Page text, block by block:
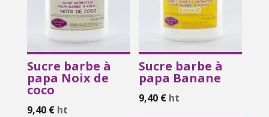
Sucre barbe à
papa Noix de
coco
9,40 € ht
Sucre barbe à
papa Banane
9,40 € ht